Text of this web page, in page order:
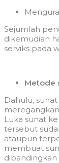
Sejumlah
dikemudian
serviks pada
Metode
Dahulu,
Luka sunat
tersebut
ataupun
membuat
dibandingkan